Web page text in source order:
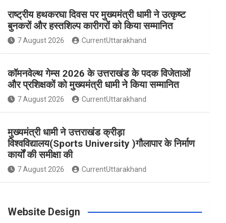
e
b
o
o
k
t
a
g
r
a
m
t
e
r
e
s
t
t
t
e
r
u
b
e
राष्ट्रीय हथकरघा दिवस पर मुख्यमंत्री धामी ने उत्कृष्ट
बुनकरों और हस्तशिल्प कारीगरों को किया सम्मानित
7 August 2026 CurrentUttarakhand
कॉमनवेल्थ गेम्स 2026 के उत्तराखंड के पदक विजेताओं
और प्रशिक्षकों को मुख्यमंत्री धामी ने किया सम्मानित
7 August 2026 CurrentUttarakhand
मुख्यमंत्री धामी ने उत्तराखंड क्रीड़ा
विश्वविद्यालय(Sports University )गौलापार के निर्माण
कार्यों की समीक्षा की
7 August 2026 CurrentUttarakhand
Website Design